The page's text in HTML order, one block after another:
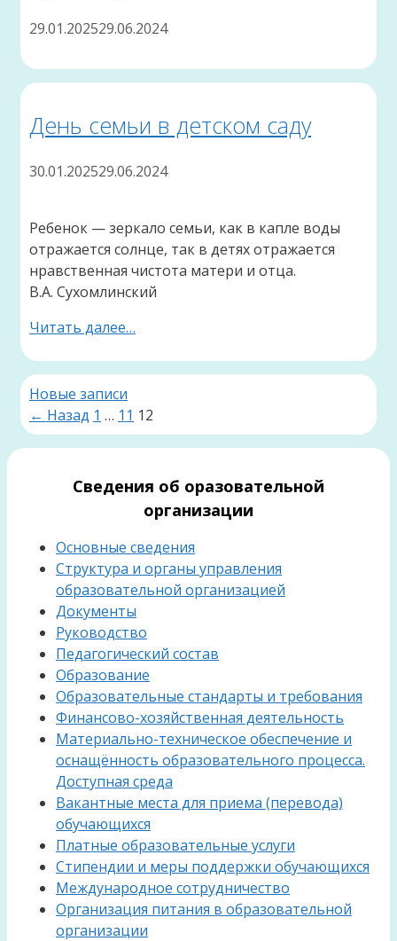
29.01.202529.06.2024
День семьи в детском саду
30.01.202529.06.2024
Ребенок — зеркало семьи, как в капле воды
отражается солнце, так в детях отражается
нравственная чистота матери и отца.
В.А. Сухомлинский
Читать далее…
Новые записи
← Назад Страница
1 … Страница
11 Страница
12
Сведения об оразовательной
организации
Основные сведения
Структура и органы управления
образовательной организацией
Документы
Руководство
Педагогический состав
Образование
Образовательные стандарты и требования
Финансово-хозяйственная деятельность
Материально-техническое обеспечение и
оснащённость образовательного процесса.
Доступная среда
Вакантные места для приема (перевода)
обучающихся
Платные образовательные услуги
Стипендии и меры поддержки обучающихся
Международное сотрудничество
Организация питания в образовательной
организации